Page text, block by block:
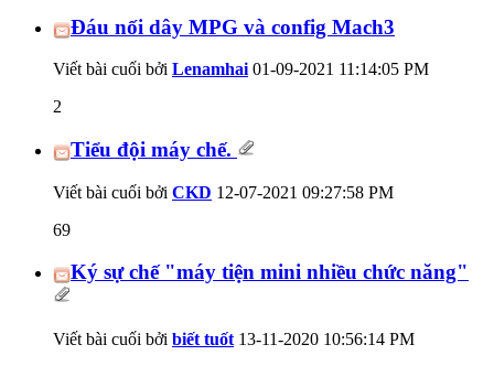
Đáu nối dây MPG và config Mach3
Viết bài cuối bởi Lenamhai 01-09-2021 11:14:05 PM
2
Tiểu đội máy chế.
Viết bài cuối bởi CKD 12-07-2021 09:27:58 PM
69
Ký sự chế "máy tiện mini nhiều chức năng"
Viết bài cuối bởi biết tuốt 13-11-2020 10:56:14 PM